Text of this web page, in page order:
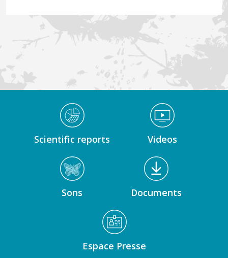
Médiathèque Footer
Scientific reports Videos
Sons Documents
Espace Presse